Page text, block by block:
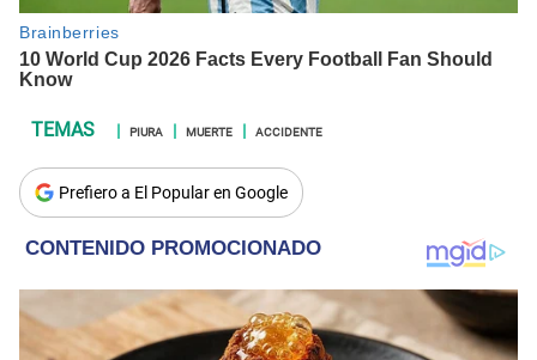
PIURA MUERTE ACCIDENTE
Prefiero a El Popular en Google